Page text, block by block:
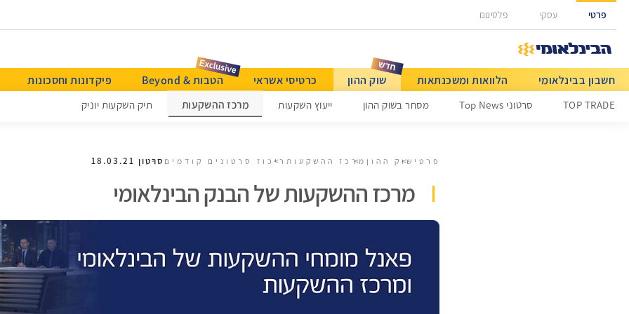
גישה ישירה לכפתור כניסה לחשבונך
פרטי עסקי פלטינום
חשבון בבינלאומי הלוואות ומשכנתאות שוק ההון
TOP TRADE סרטוני Top News מסחר בשוק ההון ייעוץ השקעות מרכז ההשקעות תיק השקעות יוניק
כרטיסי אשראי הטבות & Beyond פיקדונות וחסכונות
מט"ח ותשלומים בינלאומיים
פרטי שוק ההון מרכז ההשקעותריכוז סרטונים קודמים סרטון 18.03.21
מרכז ההשקעות של הבנק הבינלאומי